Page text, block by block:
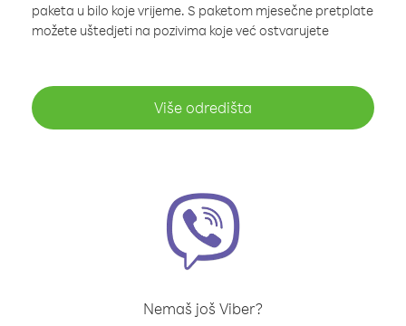
paketa u bilo koje vrijeme. S paketom mjesečne pretplate
možete uštedjeti na pozivima koje već ostvarujete
Više odredišta
Nemaš još Viber?